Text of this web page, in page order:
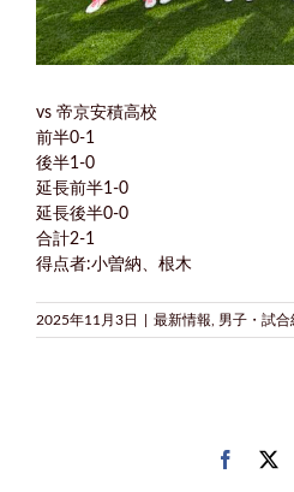
vs 帝京安積高校
前半0-1
後半1-0
延長前半1-0
延長後半0-0
合計2-1
得点者:小曽納、根木
2025年11月3日 最新情報 男子・試合